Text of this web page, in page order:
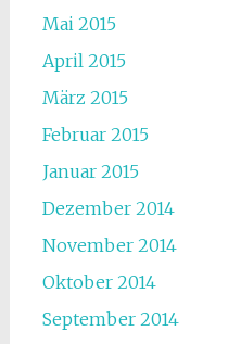
Mai 2015
April 2015
März 2015
Februar 2015
Januar 2015
Dezember 2014
November 2014
Oktober 2014
September 2014